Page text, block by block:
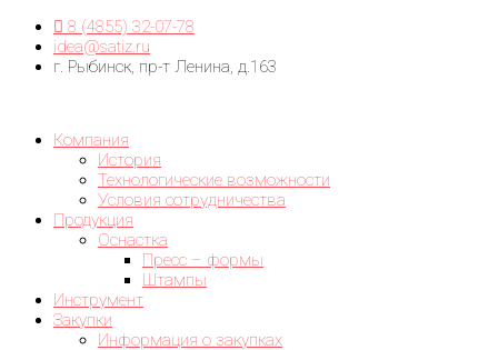
8 (4855) 32-07-78
idea@satiz.ru
г. Рыбинск, пр-т Ленина, д.163
Компания
История
Технологические возможности
Условия сотрудничества
Продукция
Оснастка
Пресс – формы
Штампы
Инструмент
Закупки
Информация о закупках